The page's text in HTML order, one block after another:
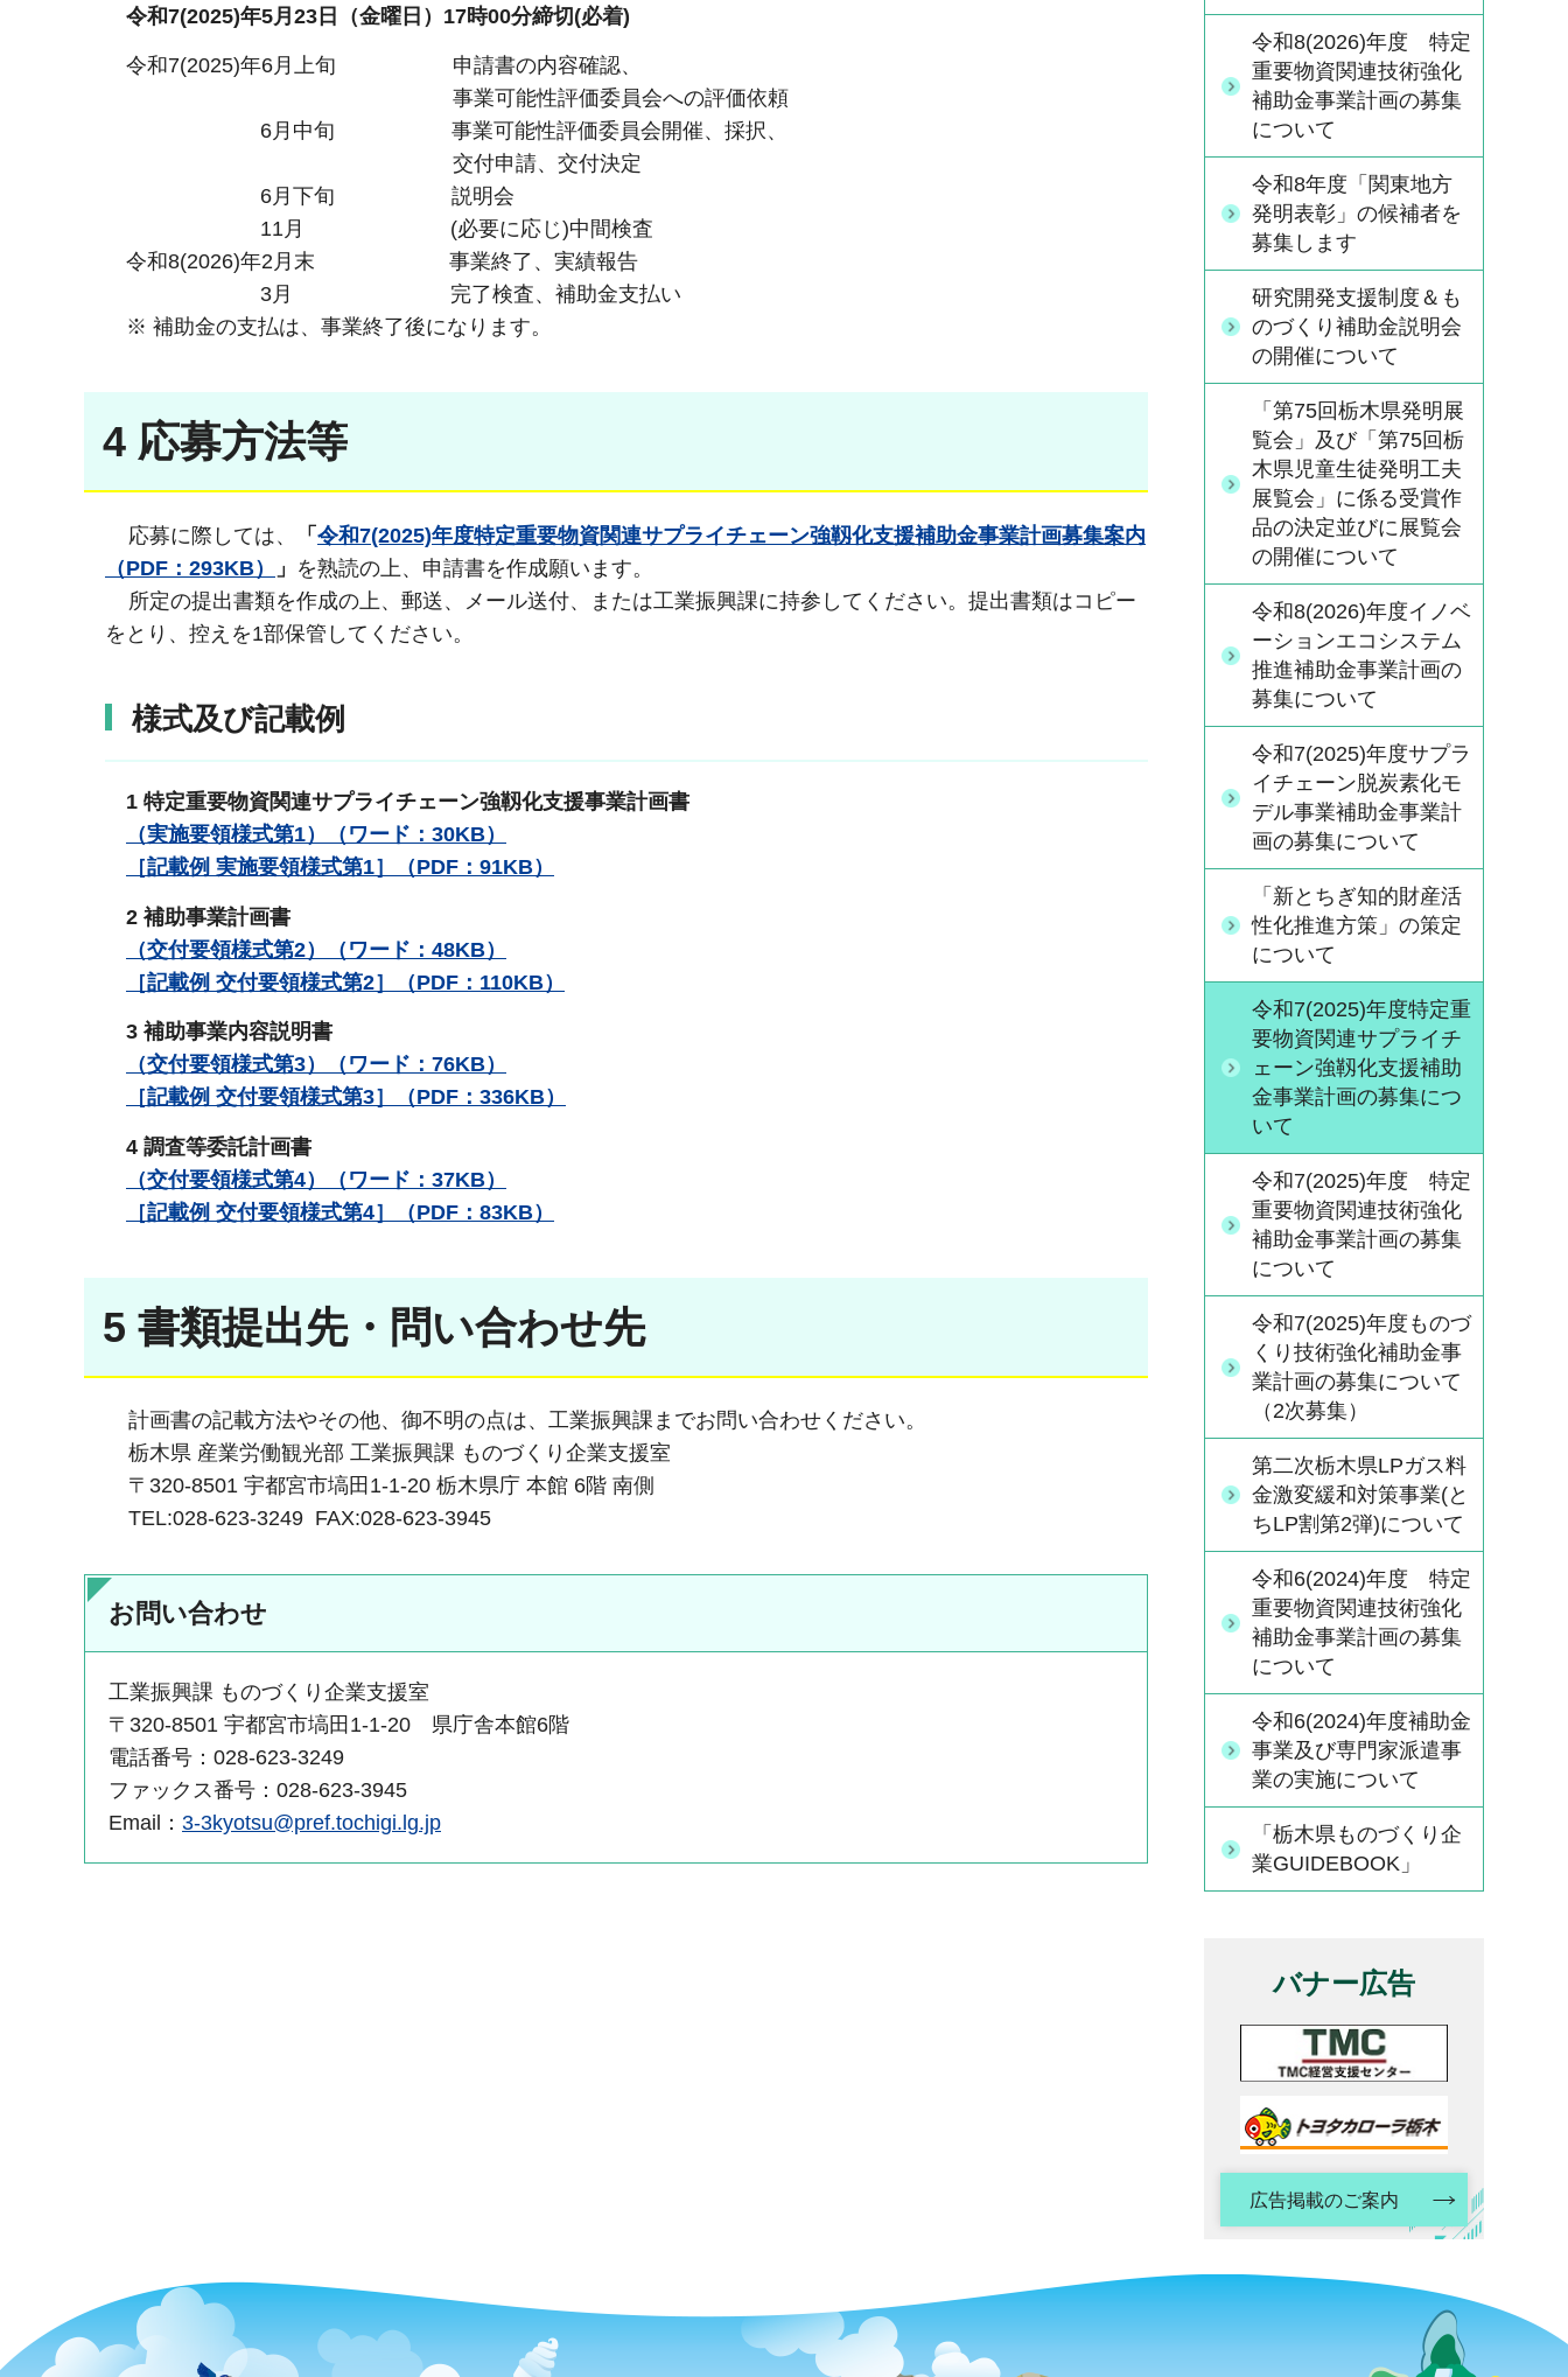
令和7(2025)年5月23日（金曜日）17時00分締切(必着)
令和7(2025)年6月上旬 申請書の内容確認、
事業可能性評価委員会への評価依頼
6月中旬 事業可能性評価委員会開催、採択、
交付申請、交付決定
6月下旬 説明会
11月 (必要に応じ)中間検査
令和8(2026)年2月末 事業終了、実績報告
3月 完了検査、補助金支払い
※ 補助金の支払は、事業終了後になります。
4 応募方法等
応募に際しては、 「 令和7(2025)年度特定重要物資関連サプライチェーン強靱化支援補助金事業計画募集案内
（PDF：293KB）
」 を熟読の上、申請書を作成願います。
所定の提出書類を作成の上、郵送、メール送付、または工業振興課に持参してください。提出書類はコピー
をとり、控えを1部保管してください。
様式及び記載例
1 特定重要物資関連サプライチェーン強靱化支援事業計画書
（実施要領様式第1）（ワード：30KB）
［記載例 実施要領様式第1］（PDF：91KB）
2 補助事業計画書
（交付要領様式第2）（ワード：48KB）
［記載例 交付要領様式第2］ （PDF：110KB）
3 補助事業内容説明書
（交付要領様式第3）（ワード：76KB）
［記載例 交付要領様式第3］（PDF：336KB）
4 調査等委託計画書
（交付要領様式第4）（ワード：37KB）
［記載例 交付要領様式第4］（PDF：83KB）
5 書類提出先・問い合わせ先
計画書の記載方法やその他、御不明の点は、工業振興課までお問い合わせください。
栃木県 産業労働観光部 工業振興課 ものづくり企業支援室
〒320-8501 宇都宮市塙田1-1-20 栃木県庁 本館 6階 南側
TEL:028-623-3249 FAX:028-623-3945
お問い合わせ
工業振興課 ものづくり企業支援室
〒320-8501 宇都宮市塙田1-1-20 県庁舎本館6階
電話番号：028-623-3249
ファックス番号：028-623-3945
Email： 3-3kyotsu@pref.tochigi.lg.jp
令和8(2026)年度 特定
重要物資関連技術強化
補助金事業計画の募集
について
令和8年度「関東地方
発明表彰」の候補者を
募集します
研究開発支援制度＆も
のづくり補助金説明会
の開催について
「第75回栃木県発明展
覧会」及び「第75回栃
木県児童生徒発明工夫
展覧会」に係る受賞作
品の決定並びに展覧会
の開催について
令和8(2026)年度イノベ
ーションエコシステム
推進補助金事業計画の
募集について
令和7(2025)年度サプラ
イチェーン脱炭素化モ
デル事業補助金事業計
画の募集について
「新とちぎ知的財産活
性化推進方策」の策定
について
令和7(2025)年度特定重
要物資関連サプライチ
ェーン強靱化支援補助
金事業計画の募集につ
いて
令和7(2025)年度 特定
重要物資関連技術強化
補助金事業計画の募集
について
令和7(2025)年度ものづ
くり技術強化補助金事
業計画の募集について
（2次募集）
第二次栃木県LPガス料
金激変緩和対策事業(と
ちLP割第2弾)について
令和6(2024)年度 特定
重要物資関連技術強化
補助金事業計画の募集
について
令和6(2024)年度補助金
事業及び専門家派遣事
業の実施について
「栃木県ものづくり企
業GUIDEBOOK」
バナー広告
広告掲載のご案内